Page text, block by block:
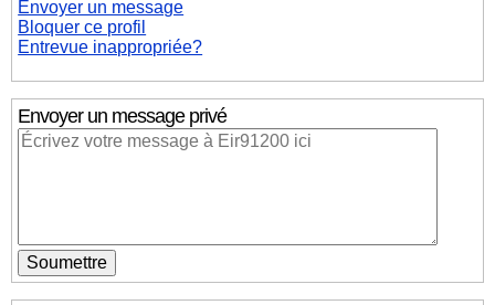
Envoyer un message
Bloquer ce profil
Entrevue inappropriée?
Envoyer un message privé